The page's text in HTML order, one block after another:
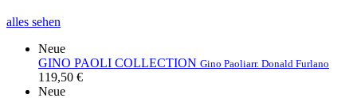
alles sehen
Neue
GINO PAOLI COLLECTION Gino Paoliarr. Donald Furlano
119,50 €
Neue